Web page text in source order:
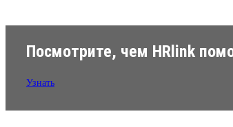
Посмотрите, чем HRlink
Узнать